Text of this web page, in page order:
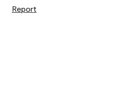
Report